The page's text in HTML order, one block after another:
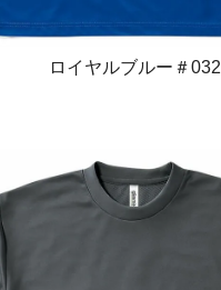
ロイヤルブルー＃032